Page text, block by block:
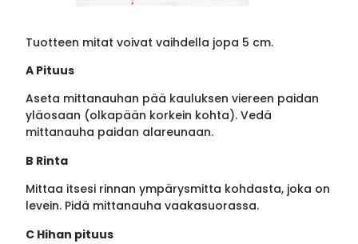
Tuotteen mitat voivat vaihdella jopa 5 cm.
A Pituus
Aseta mittanauhan pää kauluksen viereen paidan
yläosaan (olkapään korkein kohta). Vedä
mittanauha paidan alareunaan.
B Rinta
Mittaa itsesi rinnan ympärysmitta kohdasta, joka on
levein. Pidä mittanauha vaakasuorassa.
C Hihan pituus